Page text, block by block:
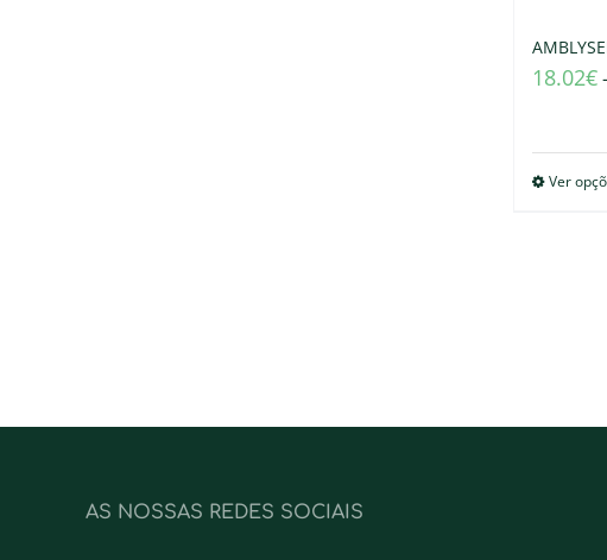
18.02€
Ver
AS NOSSAS REDES SOCIAIS